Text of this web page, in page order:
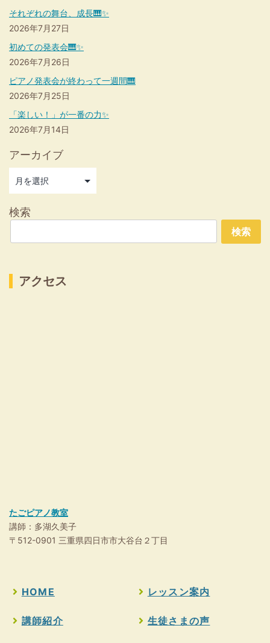
それぞれの舞台、成長🎹✨
2026年7月27日
初めての発表会🎹✨
2026年7月26日
ピアノ発表会が終わって一週間🎹
2026年7月25日
「楽しい！」が一番の力✨
2026年7月14日
アーカイブ
検索
検索
アクセス
たごピアノ教室
講師：多湖久美子
〒512-0901 三重県四日市市大谷台２丁目
HOME レッスン案内
講師紹介 生徒さまの声